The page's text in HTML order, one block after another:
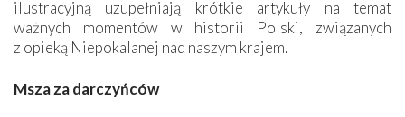
ilustracyjną uzupełniają krótkie artykuły na temat
ważnych momentów w historii Polski, związanych
z opieką Niepokalanej nad naszym krajem.
Msza za darczyńców